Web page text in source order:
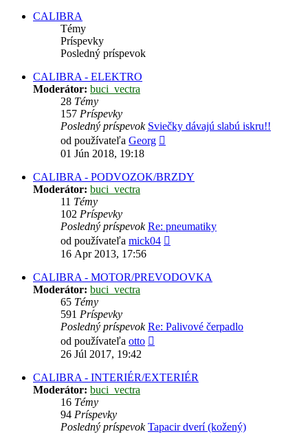
CALIBRA
Témy
Príspevky
Posledný príspevok
CALIBRA - ELEKTRO
Moderátor: buci_vectra
28 Témy
157 Príspevky
Posledný príspevok Sviečky dávajú slabú iskru!!
od používateľa Georg
01 Jún 2018, 19:18
CALIBRA - PODVOZOK/BRZDY
Moderátor: buci_vectra
11 Témy
102 Príspevky
Posledný príspevok Re: pneumatiky
od používateľa mick04
16 Apr 2013, 17:56
CALIBRA - MOTOR/PREVODOVKA
Moderátor: buci_vectra
65 Témy
591 Príspevky
Posledný príspevok Re: Palivové čerpadlo
od používateľa otto
26 Júl 2017, 19:42
CALIBRA - INTERIÉR/EXTERIÉR
Moderátor: buci_vectra
16 Témy
94 Príspevky
Posledný príspevok Tapacir dverí (kožený)